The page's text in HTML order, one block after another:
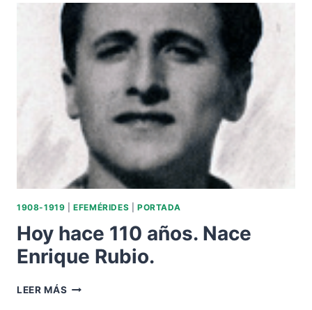
AÑOS.
FERMÍN
REJÓN.
1908-1919 |EFEMÉRIDES PORTADA
Hoy hace 110 años. Nace
Enrique Rubio.
LEER MÁS HOY